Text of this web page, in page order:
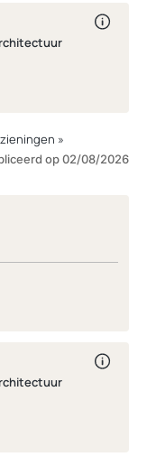
« Erg leuke, kleine, camping met mooie voorzieningen »
op 02/08/2026